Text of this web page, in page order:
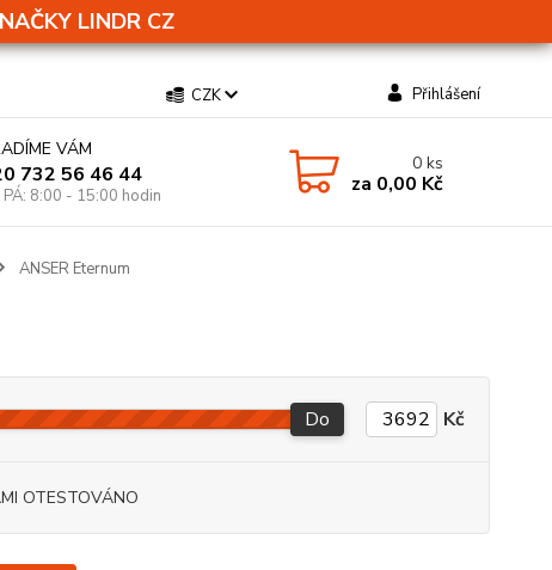
LINDR CZ
CZK Přihlášení
VÁM
732 56 46 44
PÁ: 8:00 - 15:00 hodin
0ks
za 0,00 Kč
ANSER Eternum
Do Kč
OTESTOVÁNO